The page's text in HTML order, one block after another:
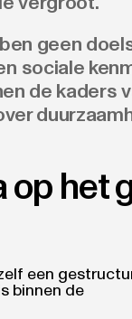
geen
sociale
de kaders
het
een
binnen de